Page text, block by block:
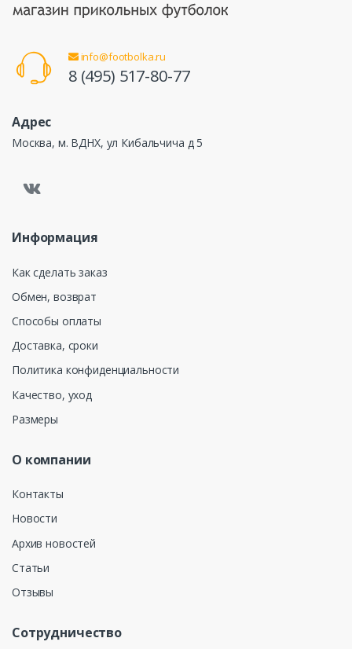
info@footbolka.ru
8 (495) 517-80-77
Адрес
Москва, м. ВДНХ, ул Кибальчича д 5
Информация
Как сделать заказ
Обмен, возврат
Способы оплаты
Доставка, сроки
Политика конфиденциальности
Качество, уход
Размеры
О компании
Контакты
Новости
Архив новостей
Статьи
Отзывы
Сотрудничество